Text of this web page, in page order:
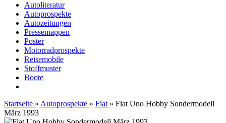
Autoliteratur
Autoprospekte
Autozeitungen
Pressemappen
Poster
Motorradprospekte
Reisemobile
Stoffmuster
Boote
Startseite » Autoprospekte » Fiat » Fiat Uno Hobby Sondermodell
März 1993